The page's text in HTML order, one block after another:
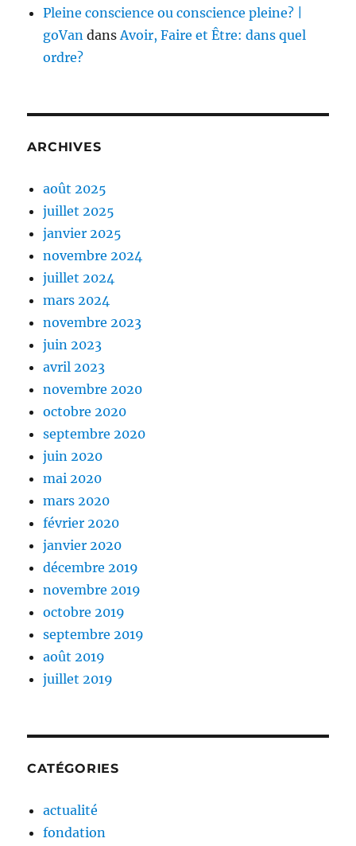
Pleine conscience ou conscience pleine? |
goVan dansAvoir, Faire et Être: dans quel
ordre?
ARCHIVES
août 2025
juillet 2025
janvier 2025
novembre 2024
juillet 2024
mars 2024
novembre 2023
juin 2023
avril 2023
novembre 2020
octobre 2020
septembre 2020
juin 2020
mai 2020
mars 2020
février 2020
janvier 2020
décembre 2019
novembre 2019
octobre 2019
septembre 2019
août 2019
juillet 2019
CATÉGORIES
actualité
fondation